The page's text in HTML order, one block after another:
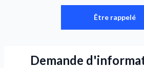
Être rappelé
Demande